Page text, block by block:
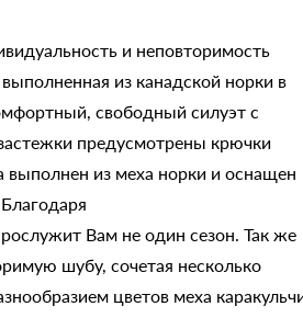
и неповторимость
из канадской норки в
свободный силуэт с
предусмотрены крючки
выполнен из меха норки и оснащен
Вам не один сезон. Так же
шубу, сочетая несколько
цветов меха